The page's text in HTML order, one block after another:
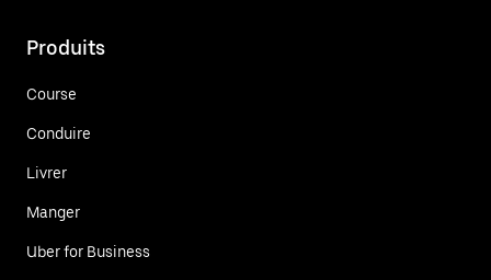
Produits
Course
Conduire
Livrer
Manger
Uber for Business